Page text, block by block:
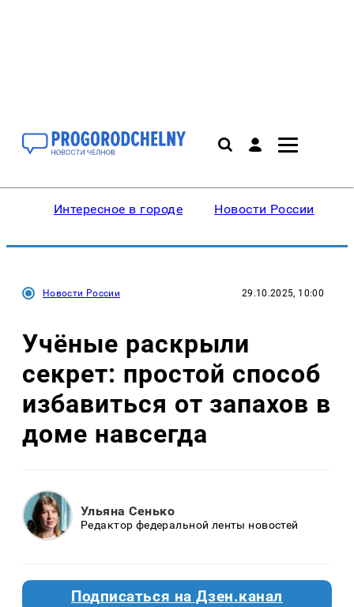
Интересное в городе Новости России
Новости России 29.10.2025, 10:00
Учёные раскрыли
секрет: простой способ
избавиться от запахов в
доме навсегда
Ульяна Сенько
Редактор федеральной ленты новостей
Подписаться на Дзен.канал